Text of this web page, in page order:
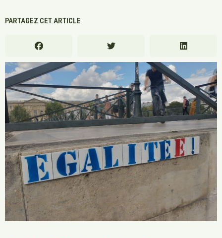
PARTAGEZ CET ARTICLE